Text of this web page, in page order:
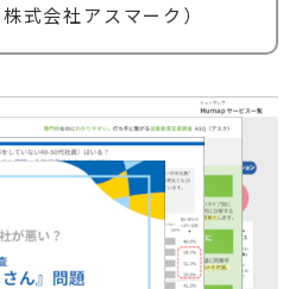
式会社アスマーク）